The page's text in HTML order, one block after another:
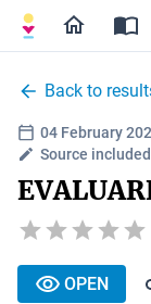
Back to
04 February
Source included
OPEN